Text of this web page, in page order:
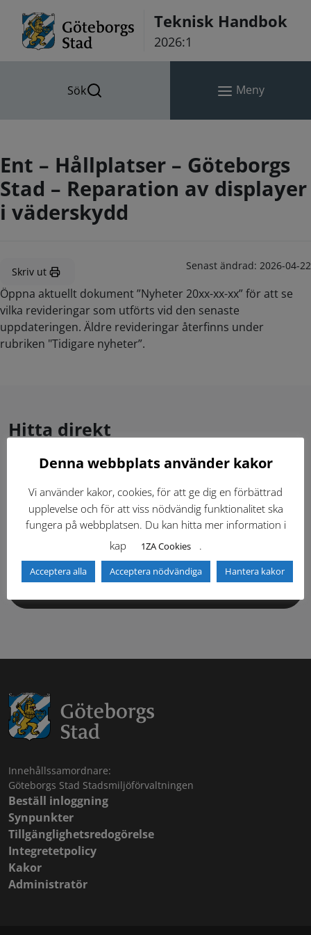
Teknisk Handbok
2026:1
Sök Meny
Ent – Hållplatser – Göteborgs
Stad – Reparation av displayer
i väderskydd
Skriv ut Senast ändrad: 2026-04-22
Öppna aktuellt dokument ”Nyheter 20xx-xx-xx” för att se
vilka revideringar som utförts vid den senaste
uppdateringen. Äldre revideringar återfinns under
rubriken "Tidigare nyheter”.
Hitta direkt
Gällande standardritningar (Dwg och pdf)
Dokumentbibliotek Kontaktlista
Tidigare versioner
Innehållssamordnare:
Göteborgs Stad Stadsmiljöförvaltningen
Beställ inloggning
Synpunkter
Tillgänglighetsredogörelse
Integretetpolicy
Kakor
Administratör
Denna webbplats använder kakor
Vi använder kakor, cookies, för att ge dig en förbättrad
upplevelse och för att viss nödvändig funktionalitet ska
fungera på webbplatsen. Du kan hitta mer information i
kap
1ZA Cookies .
Acceptera alla Acceptera nödvändiga Hantera kakor